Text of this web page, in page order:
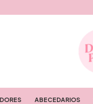
ABECEDARIOS